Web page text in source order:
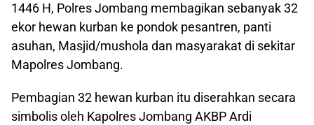
1446 H, Polres Jombang membagikan sebanyak 32
ekor hewan kurban ke pondok pesantren, panti
asuhan, Masjid/mushola dan masyarakat di sekitar
Mapolres Jombang.
Pembagian 32 hewan kurban itu diserahkan secara
simbolis oleh Kapolres Jombang AKBP Ardi